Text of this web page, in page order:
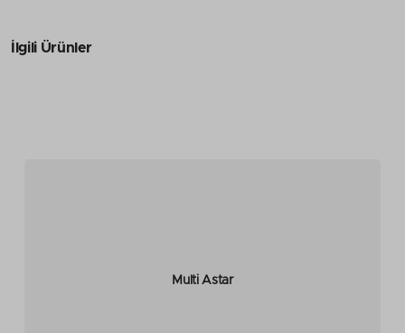
İlgili Ürünler
Multi Astar